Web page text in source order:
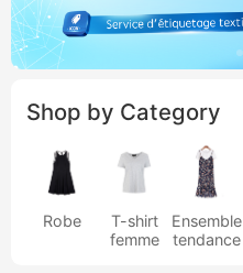
Shop by Category
Robe
T-shirt
femme
Ensemble
tendance